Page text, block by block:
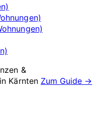
&
Kärnten Zum Guide →